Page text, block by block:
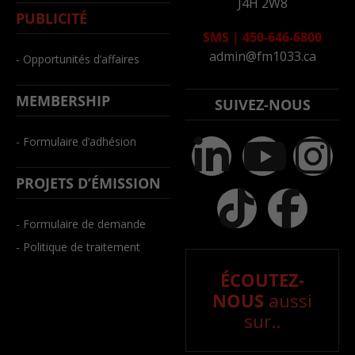
PUBLICITÉ
- Opportunités d’affaires
MEMBERSHIP
- Formulaire d’adhésion
PROJETS D’ÉMISSION
- Formulaire de demande
- Politique de traitement
SMS | 450-646-6800
admin@fm1033.ca
SUIVEZ-NOUS
ÉCOUTEZ-
NOUS aussi
sur..